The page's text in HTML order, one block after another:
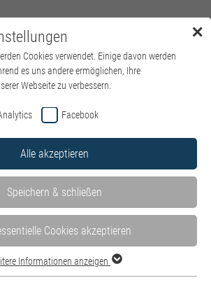
Menü
✕
Cookies verwendet. Einige davon werden
es uns andere ermöglichen, Ihre
Webseite zu verbessern.
Facebook
Alle akzeptieren
Speichern & schließen
Cookies akzeptieren
Informationen anzeigen